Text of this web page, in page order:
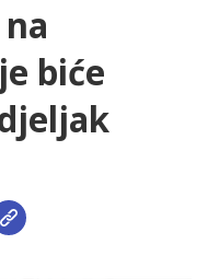
biće